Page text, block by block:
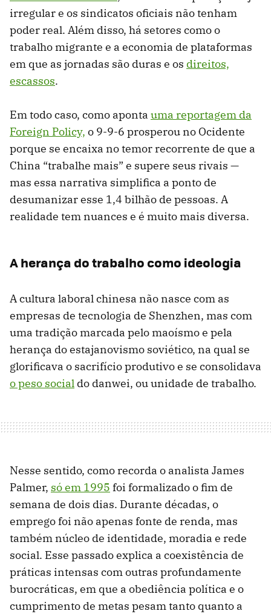
irregular e os sindicatos oficiais não tenham
poder real. Além disso, há setores como o
trabalho migrante e a economia de plataformas
em que as jornadas são duras e os direitos,
escassos.
Em todo caso, como aponta uma reportagem da
Foreign Policy, o 9-9-6 prosperou no Ocidente
porque se encaixa no temor recorrente de que a
China “trabalhe mais” e supere seus rivais —
mas essa narrativa simplifica a ponto de
desumanizar esse 1,4 bilhão de pessoas. A
realidade tem nuances e é muito mais diversa.
A herança do trabalho como ideologia
A cultura laboral chinesa não nasce com as
empresas de tecnologia de Shenzhen, mas com
uma tradição marcada pelo maoísmo e pela
herança do estajanovismo soviético, na qual se
glorificava o sacrifício produtivo e se consolidava
o peso social do danwei, ou unidade de trabalho.
Nesse sentido, como recorda o analista James
Palmer, só em 1995 foi formalizado o fim de
semana de dois dias. Durante décadas, o
emprego foi não apenas fonte de renda, mas
também núcleo de identidade, moradia e rede
social. Esse passado explica a coexistência de
práticas intensas com outras profundamente
burocráticas, em que a obediência política e o
cumprimento de metas pesam tanto quanto a